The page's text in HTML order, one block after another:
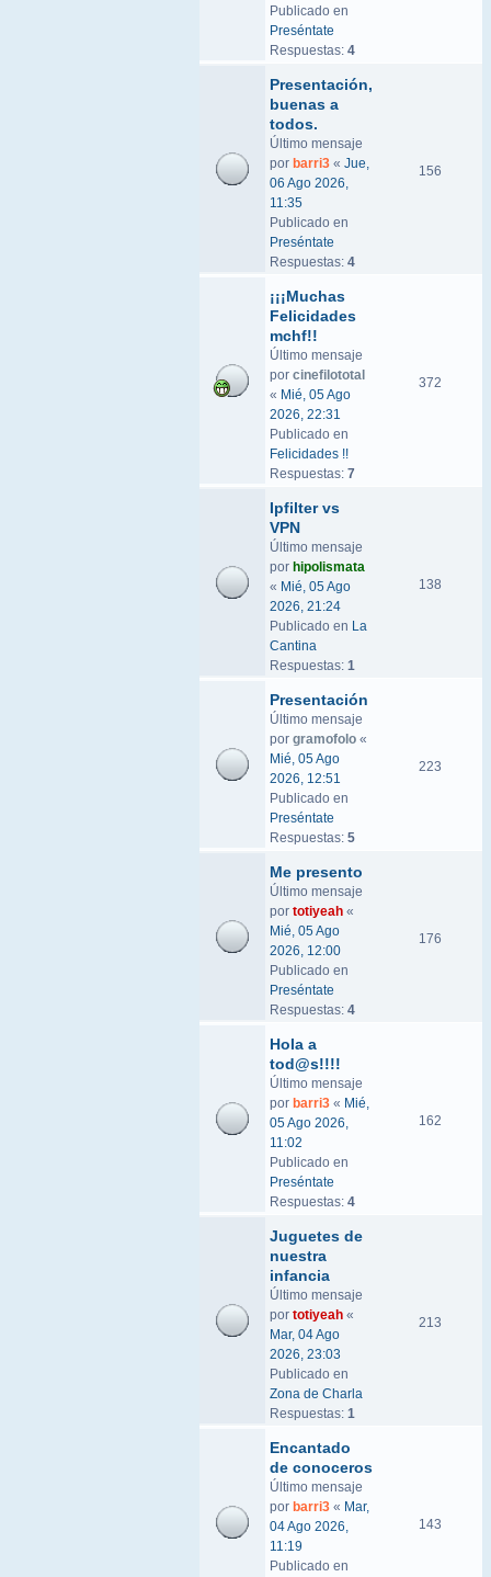
Publicado en
Preséntate
Respuestas: 4
Presentación,
buenas a
todos.
Último mensaje
por barri3 « Jue,
06 Ago 2026,
11:35
Publicado en
Preséntate
Respuestas: 4
156
¡¡¡Muchas
Felicidades
mchf!!
Último mensaje
por cinefilototal
« Mié, 05 Ago
2026, 22:31
Publicado en
Felicidades !!
Respuestas: 7
372
Ipfilter vs
VPN
Último mensaje
por hipolismata
« Mié, 05 Ago
2026, 21:24
Publicado en La
Cantina
Respuestas: 1
138
Presentación
Último mensaje
por gramofolo «
Mié, 05 Ago
2026, 12:51
Publicado en
Preséntate
Respuestas: 5
223
Me presento
Último mensaje
por totiyeah «
Mié, 05 Ago
2026, 12:00
Publicado en
Preséntate
Respuestas: 4
176
Hola a
tod@s!!!!
Último mensaje
por barri3 « Mié,
05 Ago 2026,
11:02
Publicado en
Preséntate
Respuestas: 4
162
Juguetes de
nuestra
infancia
Último mensaje
por totiyeah «
Mar, 04 Ago
2026, 23:03
Publicado en
Zona de Charla
Respuestas: 1
213
Encantado
de conoceros
Último mensaje
por barri3 « Mar,
04 Ago 2026,
11:19
Publicado en
143